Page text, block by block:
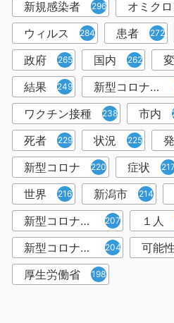
新規感染者 296 オミク
ウィルス 284 患者 272
政府 265 国内 262
結果 249 新型コロナウイルスワクチン
ワクチン接種 238 市内
死者 229 状況 225
新型コロナ 220 症状
世界 216 新潟市 214
新型コロナウイルス感染者 207 １人
新型コロナウイルス対策 204 可能性
厚生労働省 198